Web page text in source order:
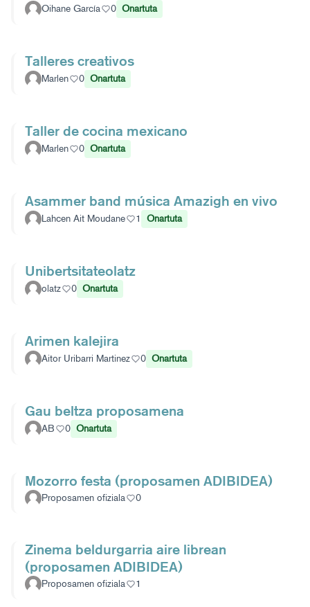
Oihane García 0 Onartuta
Talleres creativos
Marlen 0 Onartuta
Taller de cocina mexicano
Marlen 0 Onartuta
Asammer band música Amazigh en vivo
Lahcen Ait Moudane 1 Onartuta
Unibertsitateolatz
olatz 0 Onartuta
Arimen kalejira
Aitor Uribarri Martinez 0 Onartuta
Gau beltza proposamena
AB 0 Onartuta
Mozorro festa (proposamen ADIBIDEA)
Proposamen ofiziala 0
Zinema beldurgarria aire librean
(proposamen ADIBIDEA)
Proposamen ofiziala 1